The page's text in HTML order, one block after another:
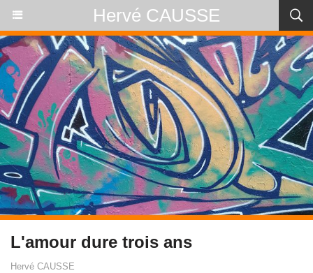
Hervé CAUSSE
L'amour dure trois ans
Hervé CAUSSE